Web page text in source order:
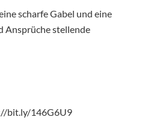
scharfe Gabel und eine
Ansprüche stellende
bit.ly/146G6U9